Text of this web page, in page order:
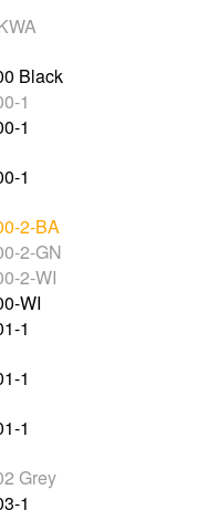
Black
1
1
1
2-BA
2-GN
2-WI
WI
1
1
1
Grey
1